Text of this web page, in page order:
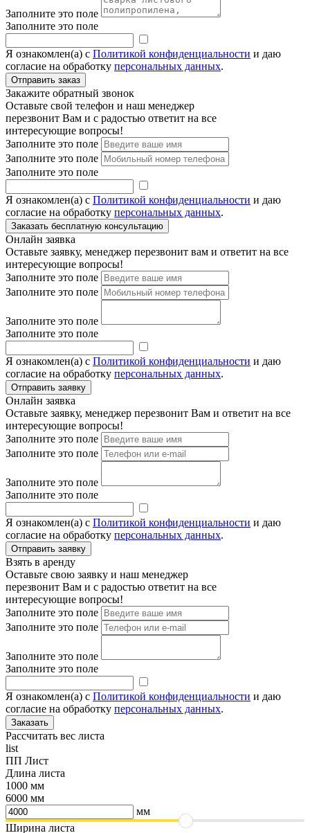
Заполните это поле
Заполните это поле
Я ознакомлен(а) с Политикой конфиденциальности и даю
согласие на обработку персональных данных.
Закажите обратный звонок
Оставьте свой телефон и наш менеджер
перезвонит Вам и с радостью ответит на все
интересующие вопросы!
Заполните это поле
Заполните это поле
Заполните это поле
Я ознакомлен(а) с Политикой конфиденциальности и даю
согласие на обработку персональных данных.
Онлайн заявка
Оставьте заявку, менеджер перезвонит вам и ответит на все
интересующие вопросы!
Заполните это поле
Заполните это поле
Заполните это поле
Заполните это поле
Я ознакомлен(а) с Политикой конфиденциальности и даю
согласие на обработку персональных данных.
Онлайн заявка
Оставьте заявку, менеджер перезвонит Вам и ответит на все
интересующие вопросы!
Заполните это поле
Заполните это поле
Заполните это поле
Заполните это поле
Я ознакомлен(а) с Политикой конфиденциальности и даю
согласие на обработку персональных данных.
Взять в аренду
Оставьте свою заявку и наш менеджер
перезвонит Вам и с радостью ответит на все
интересующие вопросы!
Заполните это поле
Заполните это поле
Заполните это поле
Заполните это поле
Я ознакомлен(а) с Политикой конфиденциальности и даю
согласие на обработку персональных данных.
Рассчитать вес листа
list
ПП Лист
Длина листа
1000 мм
6000 мм
мм
Ширина листа